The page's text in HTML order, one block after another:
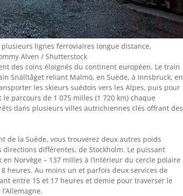
lignes ferroviaires longue distance,
Alven / Shutterstock
des coins éloignés du continent européen. Le train
Snälltåget reliant Malmö, en Suède, à Innsbruck, en
les skieurs suédois vers les Alpes, puis pour
parcours de 1 075 milles (1 720 km) chaque
dans plusieurs villes autrichiennes clés offrant des
de la Suède, vous trouverez deux autres poids
différentes, de Stockholm. Le puissant
Norvège – 137 milles à l’intérieur du cercle polaire
heures. Au moins un et parfois deux services de
entre 15 et 17 heures et demie pour traverser le